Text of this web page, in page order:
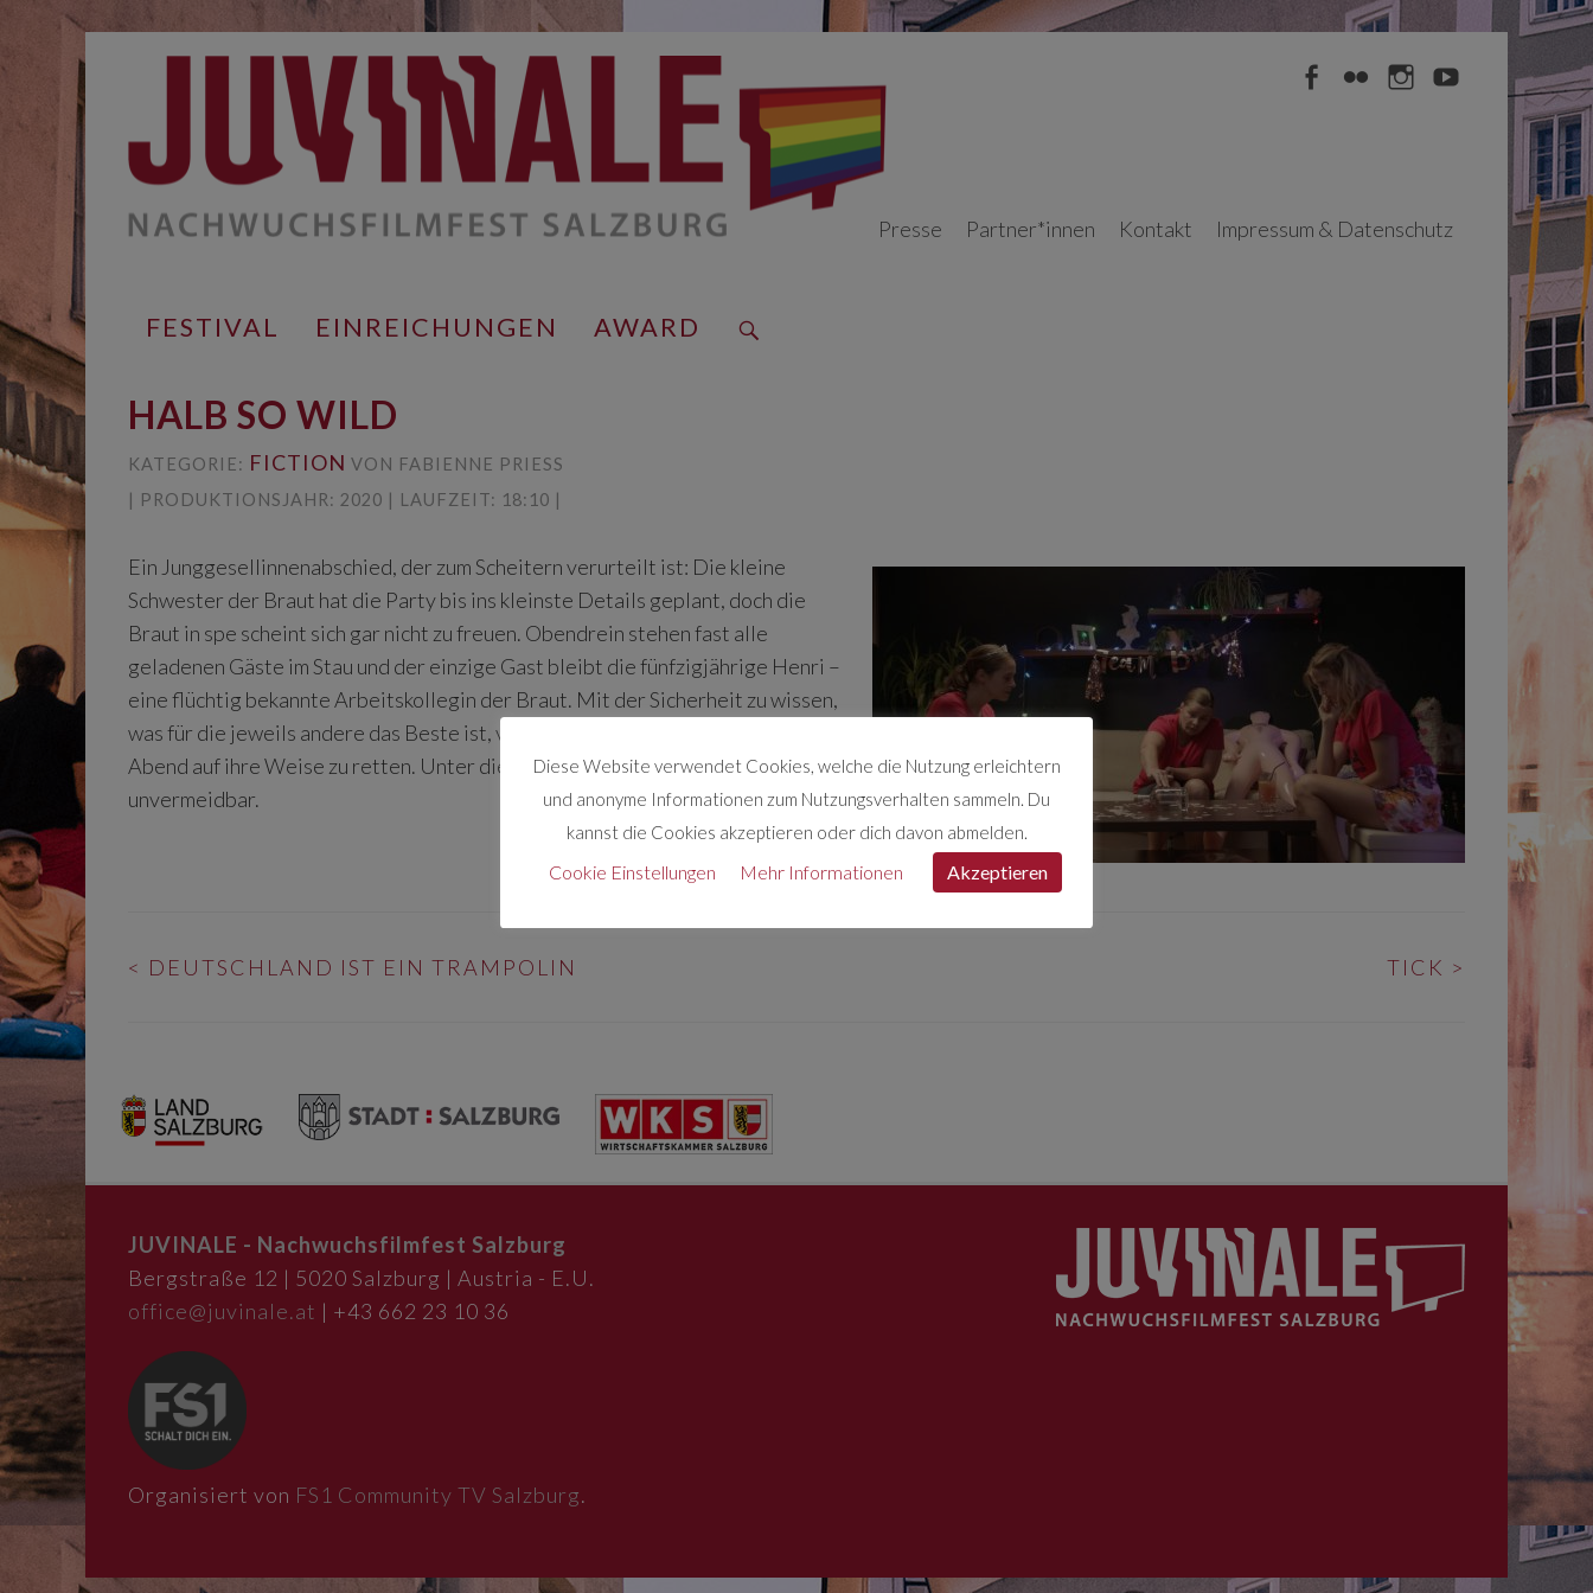
Inhalt
YouTube
Presse Partner*innen Kontakt Impressum & Datenschutz
FESTIVAL EINREICHUNGEN AWARD
HALB SO WILD
KATEGORIE: FICTION VON FABIENNE PRIESS
| PRODUKTIONSJAHR: 2020 | LAUFZEIT: 18:10 |
Ein Junggesellinnenabschied, der zum Scheitern verurteilt ist: Die kleine
Schwester der Braut hat die Party bis ins kleinste Details geplant, doch die
Braut in spe scheint sich gar nicht zu freuen. Obendrein stehen fast alle
geladenen Gäste im Stau und der einzige Gast bleibt die fünfzigjährige Henri –
eine flüchtig bekannte Arbeitskollegin der Braut. Mit der Sicherheit zu wissen,
was für die jeweils andere das Beste ist, versucht jede der drei Frauen den
Abend auf ihre Weise zu retten. Unter diesen Umständen ist das Desaster
unvermeidbar.
< DEUTSCHLAND IST EIN TRAMPOLIN TICK >
JUVINALE - Nachwuchsfilmfest Salzburg
Bergstraße 12 | 5020 Salzburg | Austria - E.U.
office@juvinale.at | +43 662 23 10 36
Organisiert von FS1 Community TV Salzburg.
Diese Website verwendet Cookies, welche die Nutzung erleichtern
und anonyme Informationen zum Nutzungsverhalten sammeln. Du
kannst die Cookies akzeptieren oder dich davon abmelden.
Cookie Einstellungen Mehr Informationen Akzeptieren